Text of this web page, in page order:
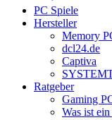
PC Spiele
Hersteller
Memory
dcl24.de
Captiva
Ratgeber
Gaming
Was ist